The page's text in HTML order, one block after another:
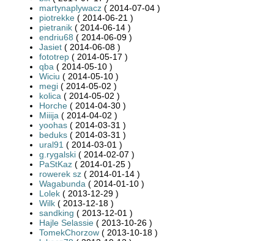
martynaplywacz ( 2014-07-04 )
piotrekke ( 2014-06-21 )
pietranik ( 2014-06-14 )
endriu68 ( 2014-06-09 )
Jasiet ( 2014-06-08 )
fototrep ( 2014-05-17 )
qba ( 2014-05-10 )
Wiciu ( 2014-05-10 )
megi ( 2014-05-02 )
kolica ( 2014-05-02 )
Horche ( 2014-04-30 )
Miiija ( 2014-04-02 )
yoohas ( 2014-03-31 )
beduks ( 2014-03-31 )
ural91 ( 2014-03-01 )
g.rygalski ( 2014-02-07 )
PaStKaz ( 2014-01-25 )
rowerek sz ( 2014-01-14 )
Wagabunda ( 2014-01-10 )
Lolek ( 2013-12-29 )
Wilk ( 2013-12-18 )
sandking ( 2013-12-01 )
Hajle Selassie ( 2013-10-26 )
TomekChorzow ( 2013-10-18 )